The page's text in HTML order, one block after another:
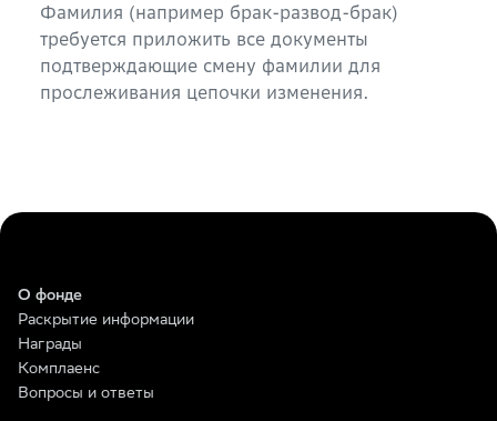
Фамилия (например брак-развод-брак)
требуется приложить все документы
подтверждающие смену фамилии для
прослеживания цепочки изменения.
О фонде
Раскрытие информации
Награды
Комплаенс
Вопросы и ответы